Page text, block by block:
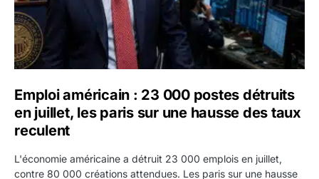
Emploi américain : 23 000 postes détruits
en juillet, les paris sur une hausse des taux
reculent
L'économie américaine a détruit 23 000 emplois en juillet,
contre 80 000 créations attendues. Les paris sur une hausse